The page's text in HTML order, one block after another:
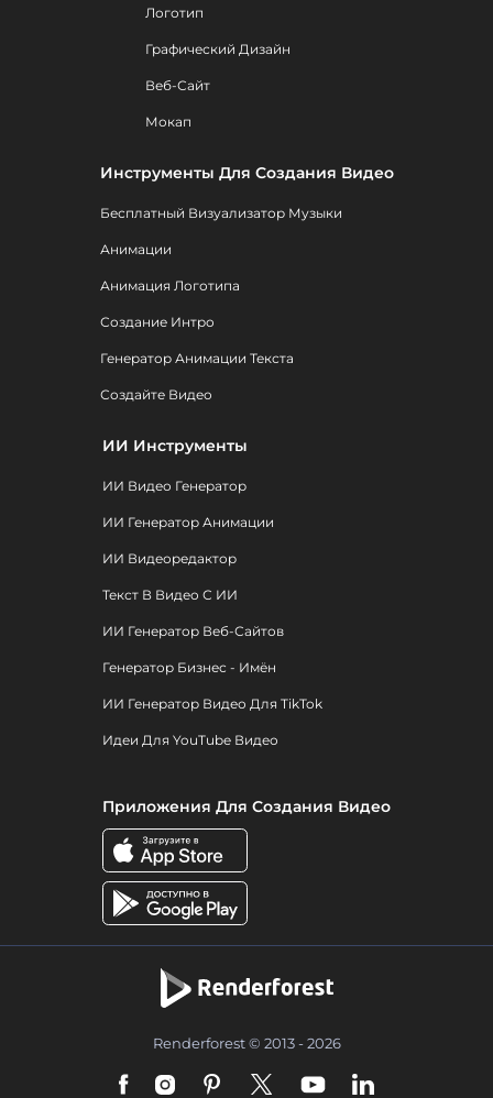
Логотип
Графический Дизайн
Веб-Сайт
Мокап
Инструменты Для Создания Видео
Бесплатный Визуализатор Музыки
Анимации
Анимация Логотипа
Создание Интро
Генератор Анимации Текста
Создайте Видео
ИИ Инструменты
ИИ Видео Генератор
ИИ Генератор Анимации
ИИ Видеоредактор
Текст В Видео С ИИ
ИИ Генератор Веб-Сайтов
Генератор Бизнес - Имён
ИИ Генератор Видео Для TikTok
Идеи Для YouTube Видео
Приложения Для Создания Видео
Renderforest © 2013 - 2026